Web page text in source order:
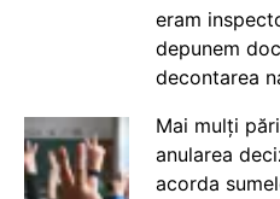
eram
depunem
decontarea
Mai mulți
anularea
acorda